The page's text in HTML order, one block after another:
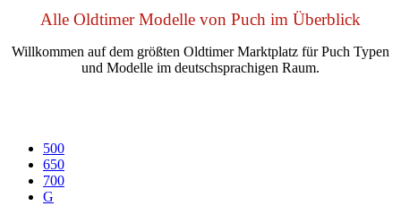
Alle Oldtimer Modelle von Puch im Überblick
Willkommen auf dem größten Oldtimer Marktplatz für Puch Typen
und Modelle im deutschsprachigen Raum.
500
650
700
G